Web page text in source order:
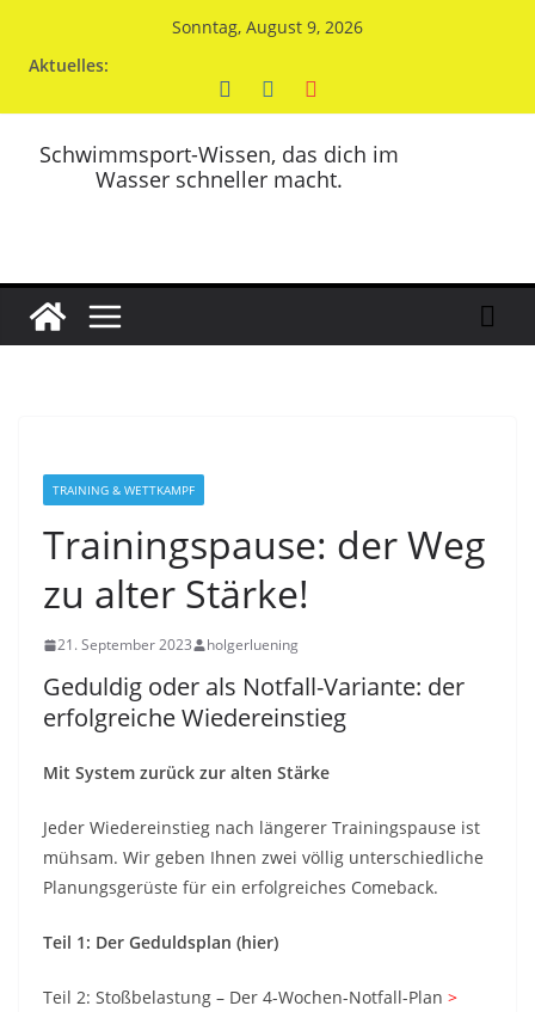
Sonntag, August 9, 2026
Aktuelles:
Schwimmsport-Wissen, das dich im
Wasser schneller macht.
TRAINING & WETTKAMPF
Trainingspause: der Weg
zu alter Stärke!
21. September 2023 holgerluening
Geduldig oder als Notfall-Variante: der
erfolgreiche Wiedereinstieg
Mit System zurück zur alten Stärke
Jeder Wiedereinstieg nach längerer Trainingspause ist
mühsam. Wir geben Ihnen zwei völlig unterschiedliche
Planungsgerüste für ein erfolgreiches Comeback.
Teil 1: Der Geduldsplan (hier)
Teil 2: Stoßbelastung – Der 4-Wochen-Notfall-Plan >